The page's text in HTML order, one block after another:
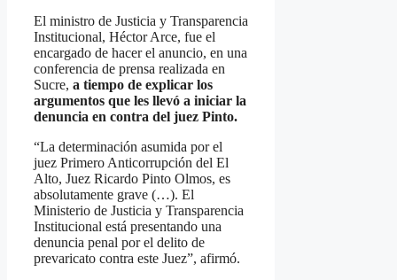
El ministro de Justicia y Transparencia
Institucional, Héctor Arce, fue el
encargado de hacer el anuncio, en una
conferencia de prensa realizada en
Sucre, a tiempo de explicar los
argumentos que les llevó a iniciar la
denuncia en contra del juez Pinto.
“La determinación asumida por el
juez Primero Anticorrupción del El
Alto, Juez Ricardo Pinto Olmos, es
absolutamente grave (…). El
Ministerio de Justicia y Transparencia
Institucional está presentando una
denuncia penal por el delito de
prevaricato contra este Juez”, afirmó.